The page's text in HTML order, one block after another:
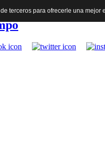
terceros para ofrecerle una